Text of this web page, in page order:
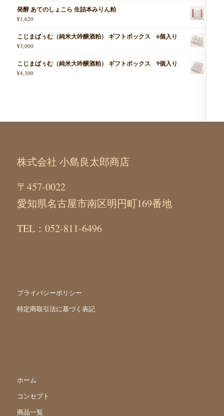
発酵 あてのしょこら 生詰本みりん粕
¥1,620
こじまばぅむ（純米大吟醸酒粕） ギフトボックス 6個入り
¥3,000
こじまばぅむ（純米大吟醸酒粕） ギフトボックス 9個入り
¥4,300
株式会社 小島良太郎商店
〒457-0022
愛知県名古屋市南区明円町169番地
TEL：052-811-6496
プライバシーポリシー
特定商取引法に基づく表記
ホーム
コンセプト
商品一覧